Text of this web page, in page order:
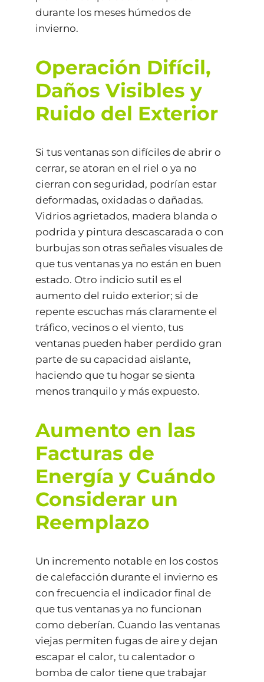
durante los meses húmedos de
invierno.
Operación Difícil,
Daños Visibles y
Ruido del Exterior
Si tus ventanas son difíciles de abrir o
cerrar, se atoran en el riel o ya no
cierran con seguridad, podrían estar
deformadas, oxidadas o dañadas.
Vidrios agrietados, madera blanda o
podrida y pintura descascarada o con
burbujas son otras señales visuales de
que tus ventanas ya no están en buen
estado. Otro indicio sutil es el
aumento del ruido exterior; si de
repente escuchas más claramente el
tráfico, vecinos o el viento, tus
ventanas pueden haber perdido gran
parte de su capacidad aislante,
haciendo que tu hogar se sienta
menos tranquilo y más expuesto.
Aumento en las
Facturas de
Energía y Cuándo
Considerar un
Reemplazo
Un incremento notable en los costos
de calefacción durante el invierno es
con frecuencia el indicador final de
que tus ventanas ya no funcionan
como deberían. Cuando las ventanas
viejas permiten fugas de aire y dejan
escapar el calor, tu calentador o
bomba de calor tiene que trabajar